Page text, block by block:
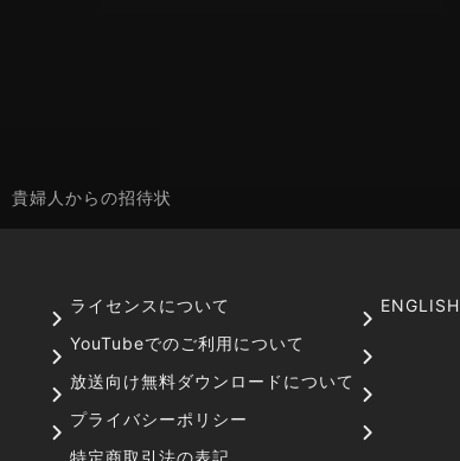
貴婦人からの招待状
ライセンスについて
YouTubeでのご利用について
放送向け無料ダウンロードについて
プライバシーポリシー
特定商取引法の表記
ENGLISH